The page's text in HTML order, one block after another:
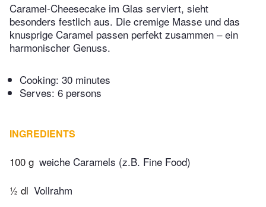
Caramel-Cheesecake im Glas serviert, sieht
besonders festlich aus. Die cremige Masse und das
knusprige Caramel passen perfekt zusammen – ein
harmonischer Genuss.
Cooking: 30 minutes
Serves: 6 persons
INGREDIENTS
100 g weiche Caramels (z.B. Fine Food)
½ dl Vollrahm